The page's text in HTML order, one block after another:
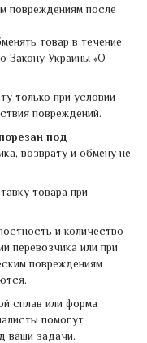
повреждениям после
товар в течение
Закону Украины «О
только при условии
повреждений.
под
возврату и обмену не
товара при
и количество
перевозчика или при
повреждениям
сплав или форма
помогут
ваши задачи.